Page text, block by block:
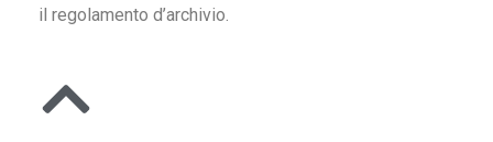
il regolamento d’archivio.